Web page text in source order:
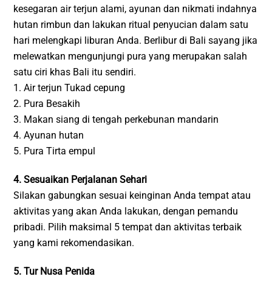
kesegaran air terjun alami, ayunan dan nikmati indahnya
hutan rimbun dan lakukan ritual penyucian dalam satu
hari melengkapi liburan Anda. Berlibur di Bali sayang jika
melewatkan mengunjungi pura yang merupakan salah
satu ciri khas Bali itu sendiri.
1. Air terjun Tukad cepung
2. Pura Besakih
3. Makan siang di tengah perkebunan mandarin
4. Ayunan hutan
5. Pura Tirta empul
4. Sesuaikan Perjalanan Sehari
Silakan gabungkan sesuai keinginan Anda tempat atau
aktivitas yang akan Anda lakukan, dengan pemandu
pribadi. Pilih maksimal 5 tempat dan aktivitas terbaik
yang kami rekomendasikan.
5. Tur Nusa Penida